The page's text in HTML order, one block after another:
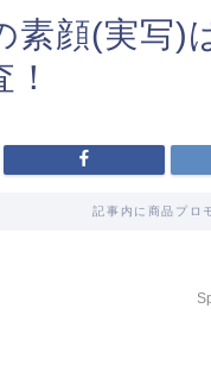
素顔(実写)
！
記事内に商品プロ